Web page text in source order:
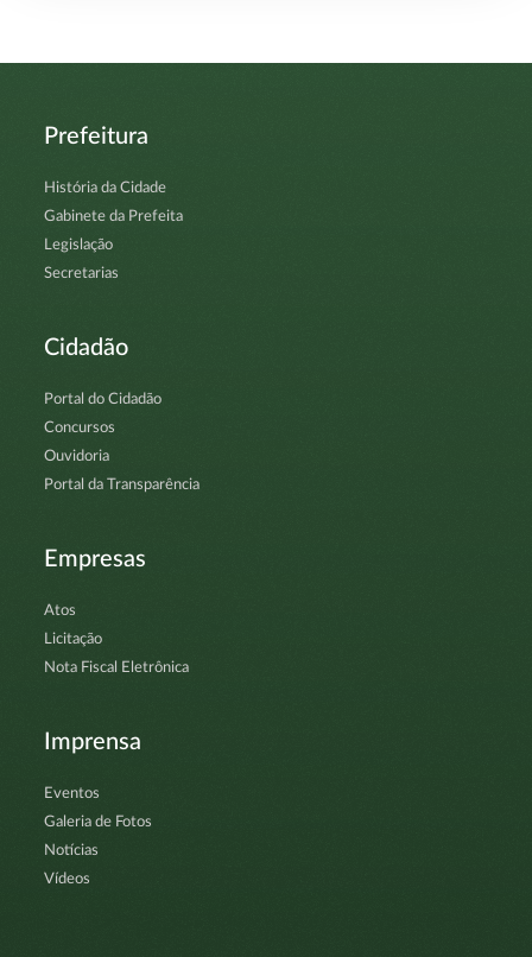
Prefeitura
História da Cidade
Gabinete da Prefeita
Legislação
Secretarias
Cidadão
Portal do Cidadão
Concursos
Ouvidoria
Portal da Transparência
Empresas
Atos
Licitação
Nota Fiscal Eletrônica
Imprensa
Eventos
Galeria de Fotos
Notícias
Vídeos